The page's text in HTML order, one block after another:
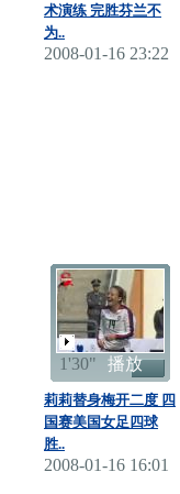
术演练 完胜芬兰不
为..
2008-01-16 23:22
1'30" 播放
莉莉替身梅开二度 四
国赛美国女足四球
胜..
2008-01-16 16:01